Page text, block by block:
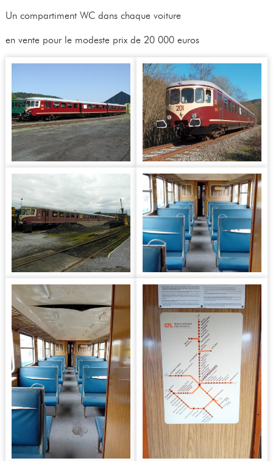
Un compartiment WC dans chaque voiture
en vente pour le modeste prix de 20 000 euros